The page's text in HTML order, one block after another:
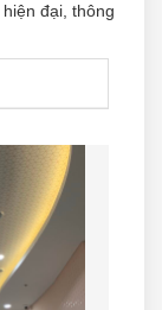
đại, thông